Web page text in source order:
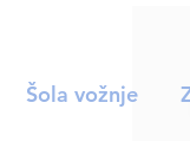
Šola vožnje